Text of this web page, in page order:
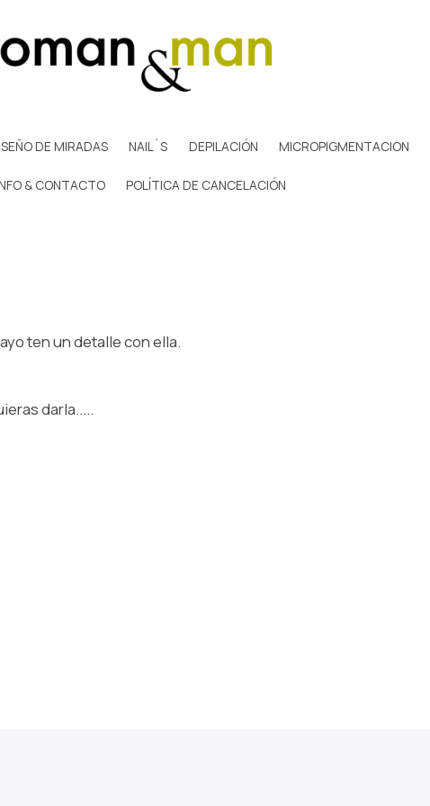
DE MIRADAS NAIL`S DEPILACIÓN MICROPIGMENTACION
& CONTACTO POLÍTICA DE CANCELACIÓN
ten un detalle con ella.
darla.....